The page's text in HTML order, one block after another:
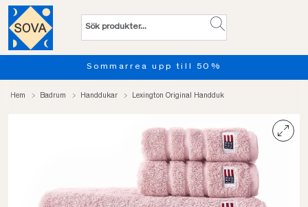
Sommarrea upp till 50%
Hem Badrum Handdukar Lexington Original Handduk